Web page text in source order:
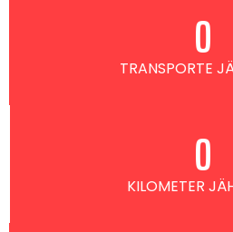
TRANSPORTE
0
KILOMETER
0